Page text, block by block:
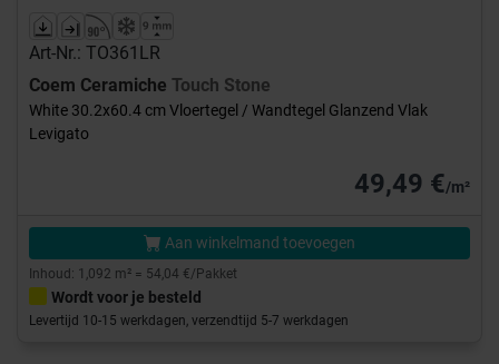
Art-Nr.: TO361LR
Coem Ceramiche Touch Stone
White 30.2x60.4 cm Vloertegel / Wandtegel Glanzend Vlak
Levigato
49,49 €/m²
Aan winkelmand toevoegen
Inhoud: 1,092 m² = 54,04 €/Pakket
Wordt voor je besteld
Levertijd 10-15 werkdagen, verzendtijd 5-7 werkdagen